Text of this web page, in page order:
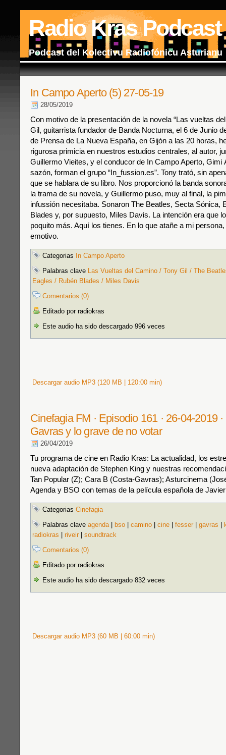
Radio Kras Podcast
Podcast del Kolectivu Radiofónicu Asturianu
In Campo Aperto (5) 27-05-19
28/05/2019
Con motivo de la presentación de la novela “Las vueltas
Gil, guitarrista fundador de Banda Nocturna, el 6 de Junio
de Prensa de La Nueva España, en Gijón a las 20 horas,
rigurosa primicia en nuestros estudios centrales, al autor,
Guillermo Vieites, y el conducor de In Campo Aperto, Gimi
sazón, forman el grupo “In_fussion.es”. Tony trató, sin
que se hablara de su libro. Nos proporcionó la banda
la trama de su novela, y Guillermo puso, muy al final, la
infussión necesitaba. Sonaron The Beatles, Secta Sónica,
Blades y, por supuesto, Miles Davis. La intención era que
poquito más. Aquí los tienes. En lo que atañe a mi
emotivo.
Categorias In Campo Aperto
Palabras clave Las Vueltas del Camino / Tony Gil / The
Eagles / Rubén Blades / Miles Davis
Comentarios (0)
Editado por radiokras
Este audio ha sido descargado 996 veces
Descargar audio MP3 (120 MB | 120:00 min)
Cinefagia FM · Episodio 161 · 26-04-2019
Gavras y lo grave de no votar
26/04/2019
Tu programa de cine en Radio Kras: La actualidad, los
nueva adaptación de Stephen King y nuestras
Tan Popular (Z); Cara B (Costa-Gavras); Asturcinema
Agenda y BSO con temas de la película española de
Categorias Cinefagia
Palabras clave agenda| bso camino cine fesser gavras
radiokras
riveir
soundtrack
Comentarios (0)
Editado por radiokras
Este audio ha sido descargado 832 veces
Descargar audio MP3 (60 MB | 60:00 min)